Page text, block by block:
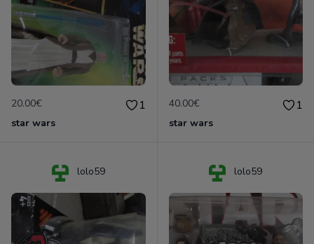
20.00€ 1
star wars
40.00€ 1
star wars
lolo59 lolo59